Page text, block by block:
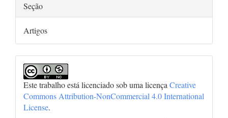
Seção
Artigos
Este trabalho está licenciado sob uma licençaCreative
Commons Attribution-NonCommercial 4.0 International
License.